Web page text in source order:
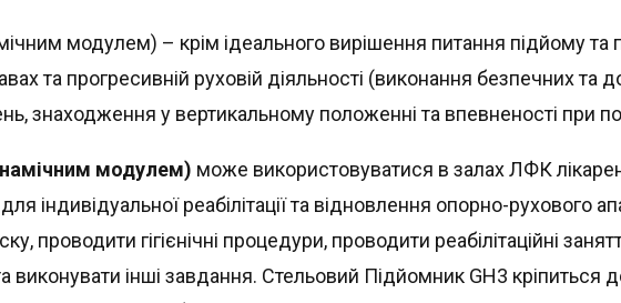
модулем) – крім ідеального вирішення питання підйому та
та прогресивній руховій діяльності (виконання безпечних та
знаходження у вертикальному положенні та впевненості при
модулем) може використовуватися в залах ЛФК лікарень,
індивідуальної реабілітації та відновлення опорно-рухового
проводити гігієнічні процедури, проводити реабілітаційні
виконувати інші завдання. Стельовий Підйомник GH3 кріпиться